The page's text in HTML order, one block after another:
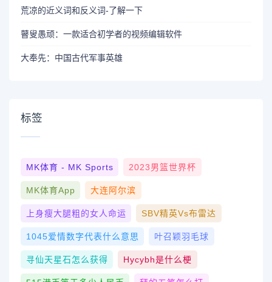
荒凉的近义词和反义词-了解一下
瞽叟愚顽：一款适合初学者的视频编辑软件
大奉先：中国古代军事英雄
标签
MK体育 - MK Sports 2023男篮世界杯
MK体育App 大连阿尔滨
上身瘦大腿粗的女人命运 SBV精英vs布雷达
1045爱情数字代表什么意思 叶召颖羽毛球
寻仙天星石怎么获得 Hycybh是什么梗